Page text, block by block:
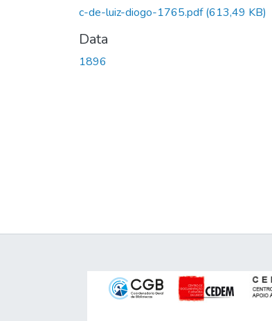
c-de-luiz-diogo-1765.pdf(613,49 KB)
Data
1896